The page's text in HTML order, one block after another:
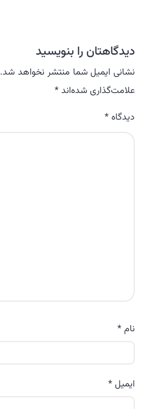
دیدگاهتان را بنویسید
نشانی ایمیل شما منتشر نخواهد شد.
علامت‌گذاری شده‌اند *
دیدگاه *
نام*
ایمیل *